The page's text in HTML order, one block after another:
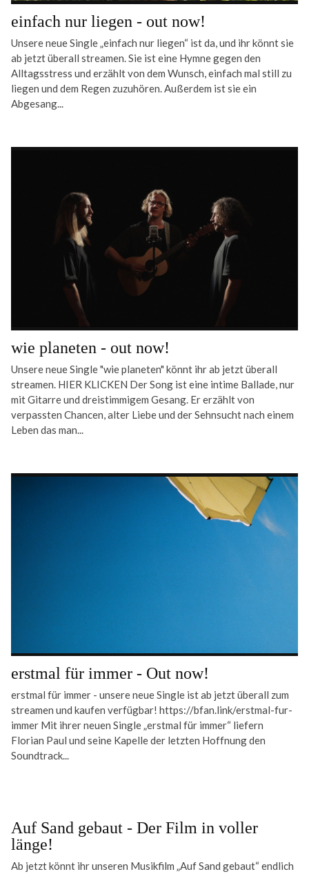
einfach nur liegen - out now!
Unsere neue Single „einfach nur liegen“ ist da, und ihr könnt sie
ab jetzt überall streamen. Sie ist eine Hymne gegen den
Alltagsstress und erzählt von dem Wunsch, einfach mal still zu
liegen und dem Regen zuzuhören. Außerdem ist sie ein
Abgesang...
wie planeten - out now!
Unsere neue Single "wie planeten" könnt ihr ab jetzt überall
streamen. HIER KLICKEN Der Song ist eine intime Ballade, nur
mit Gitarre und dreistimmigem Gesang. Er erzählt von
verpassten Chancen, alter Liebe und der Sehnsucht nach einem
Leben das man...
erstmal für immer - Out now!
erstmal für immer - unsere neue Single ist ab jetzt überall zum
streamen und kaufen verfügbar! https://bfan.link/erstmal-fur-
immer Mit ihrer neuen Single „erstmal für immer“ liefern
Florian Paul und seine Kapelle der letzten Hoffnung den
Soundtrack...
Auf Sand gebaut - Der Film in voller
länge!
Ab jetzt könnt ihr unseren Musikfilm „Auf Sand gebaut“ endlich